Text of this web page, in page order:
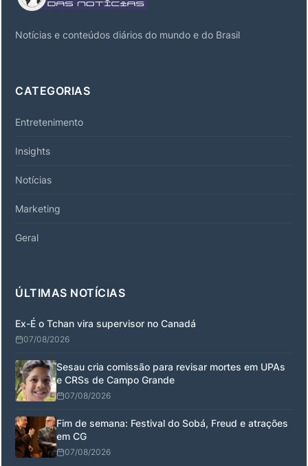
Notícias e conteúdos diários do mundo e do Brasil
CATEGORIAS
Entretenimento
Insights
Notícias
Marketing
Geral
ÚLTIMAS NOTÍCIAS
Ex-É o Tchan vira supervisor no Canadá
07/08/2026
Sesau cria comissão para revisar mortes em UPAs
e CRSs de Campo Grande
07/08/2026
Fim de semana: Festival do Sobá, Freud e atrações
em CG
07/08/2026